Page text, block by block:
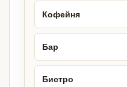
Кофейня
Бар
Бистро